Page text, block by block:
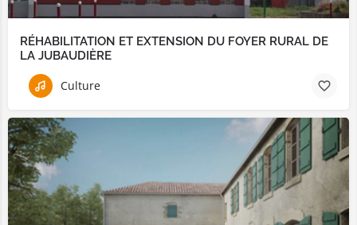
RÉHABILITATION ET EXTENSION DU FOYER RURAL DE
LA JUBAUDIÈRE
Culture